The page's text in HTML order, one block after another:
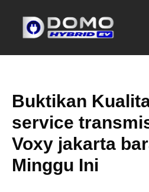
Buktikan
service
Voxy jakarta
Minggu Ini